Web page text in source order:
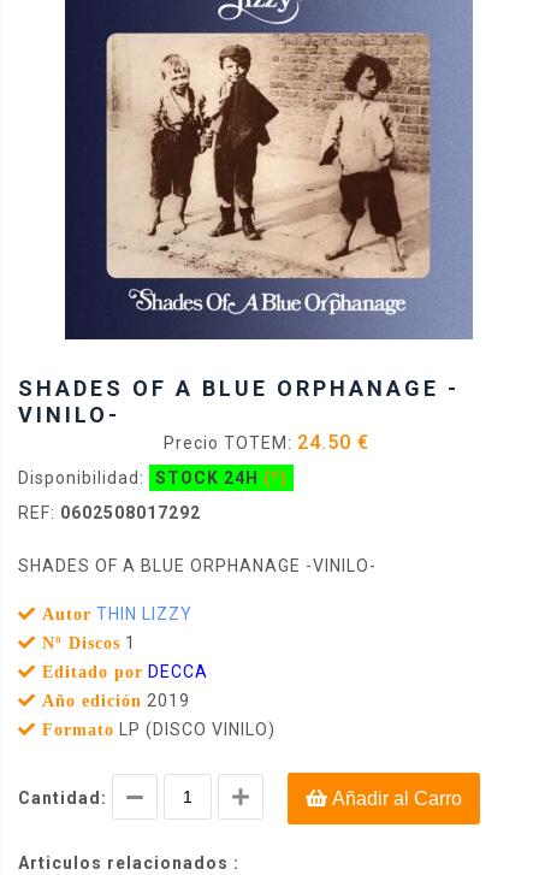
SHADES OF A BLUE ORPHANAGE -
VINILO-
Precio TOTEM: 24.50 €
Disponibilidad: STOCK 24H (*)
REF: 0602508017292
SHADES OF A BLUE ORPHANAGE -VINILO-
Autor THIN LIZZY
Nº Discos 1
Editado por DECCA
Año edición 2019
Formato LP (DISCO VINILO)
Cantidad: Añadir al Carro
Articulos relacionados :